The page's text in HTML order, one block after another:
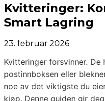
Kvitteringer:
Smart Lagring
23. februar 2026
Kvitteringer forsvinner.
postinnboksen eller
noe av det viktigste du
kjøp. Denne guiden gir